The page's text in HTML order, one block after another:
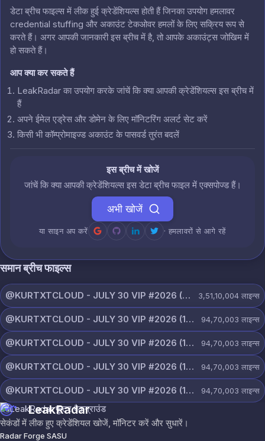
डेटा ब्रीच फाइल्स में लीक हुई क्रेडेंशियल्स होती हैं जिनका उपयोग हमलावर
credential stuffing और अकाउंट टेकओवर हमलों के लिए सक्रिय रूप से
करते हैं। अगर आपकी जानकारी इस ब्रीच में है, तो आपके अकाउंट्स जोखिम में
हो सकते हैं।
आप क्या कर सकते हैं
LeakRadar का उपयोग करके जांचें कि क्या आपकी क्रेडेंशियल्स इस ब्रीच में
हैं
अपने ईमेल एड्रेस और डोमेन के लिए मॉनिटरिंग अलर्ट सेट करें
किसी भी कॉम्प्रोमाइज्ड अकाउंट के पासवर्ड तुरंत बदलें
इस ब्रीच में खोजें
जांचें कि क्या आपकी क्रेडेंशियल्स इस डेटा ब्रीच फाइल में एक्सपोज्ड हैं।
अभी खोजें
या साइन अप करें · हमलावरों से आगे रहें
समान ब्रीच फाइल्स
@KURTXTCLOUD - JULY 30 VIP #2026 (114).txt 3,51,10,004 लाइन्स
@KURTXTCLOUD - JULY 30 VIP #2026 (113).txt 94,70,003 लाइन्स
@KURTXTCLOUD - JULY 30 VIP #2026 (112).txt 94,70,003 लाइन्स
@KURTXTCLOUD - JULY 30 VIP #2026 (111).txt 94,70,003 लाइन्स
@KURTXTCLOUD - JULY 30 VIP #2026 (110).txt 94,70,003 लाइन्स
LeakRadar
सेकंडों में लीक हुए क्रेडेंशियल खोजें, मॉनिटर करें और सुधारें।
Radar Forge SASU